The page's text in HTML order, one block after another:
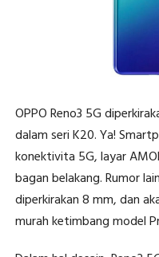
OPPO Reno3 5G
dalam seri K20. Ya!
konektivita 5G, layar
bagan belakang. Rumor
diperkirakan 8 mm, dan
murah ketimbang model